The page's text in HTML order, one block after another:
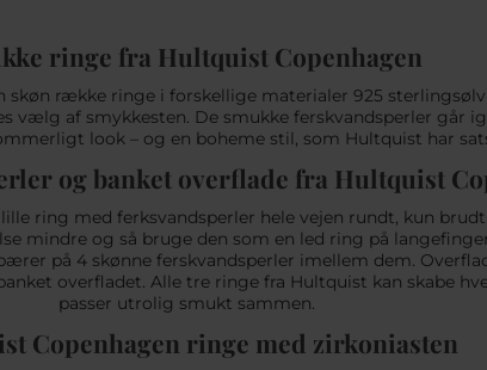
ringe fra Hultquist Copenhagen
række ringe i forskellige materialer 925
vælg af smykkesten. De smukke ferskvandsperler går
look – og en boheme stil, som Hultquist har
og banket overflade fra Hultquist
ring med ferksvandsperler hele vejen rundt, kun
mindre og så bruge den som en led ring på
på 4 skønne ferskvandsperler imellem dem.
overfladet. Alle tre ringe fra Hultquist kan skabe
passer utrolig smukt sammen.
Copenhagen ringe med zirkoniasten